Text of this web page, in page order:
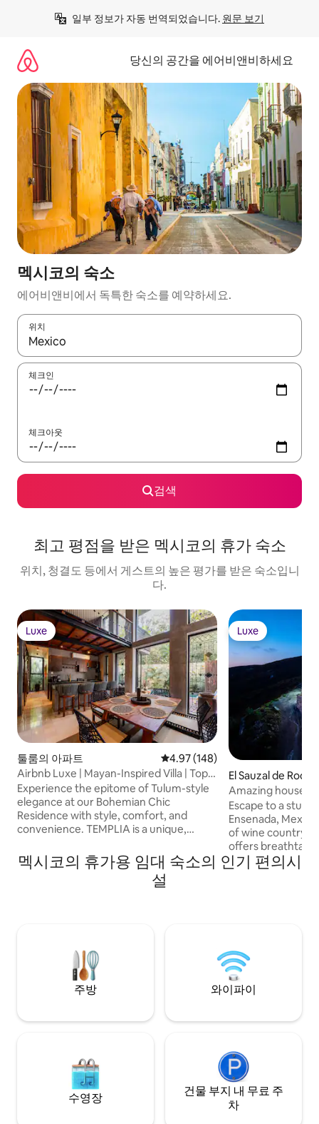
일부 정보가 자동 번역되었습니다. 원문 보기
당신의 공간을 에어비앤비하세요
멕시코의 숙소
에어비앤비에서 독특한 숙소를 예약하세요.
위치
결과가 나오면 위·아래 화살표 키를 사용하거나 터치 또는 스와이
체크인
체크아웃
검색
최고 평점을 받은 멕시코의 휴가 숙소
위치, 청결도 등에서 게스트의 높은 평가를 받은 숙소입니
다.
Luxe
Luxe
툴룸의 아파트 평점 4.97점(5점 만점), 후기 148
4.97 (148)
Airbnb Luxe | Mayan-Inspired Villa | Top
Rated
Experience the epitome of Tulum-style
elegance at our Bohemian Chic
Residence with style, comfort, and
convenience. TEMPLIA is a unique,
pool, outdoor hot tub, and award-
winning Mayan-inspired design with fully
equipped kitchen, concierge service,
Unforgettable moments await in refined
Tulum living!
Luxe
Luxe
El Sauzal de
Amazing house
Escape to a
Ensenada,
of wine country.
offers
amenities, and
region's finest
an unforgettable
멕시코의 휴가용 임대 숙소의 인기 편의시
설
주방 와이파이
수영장
건물 부지 내 무료 주
차